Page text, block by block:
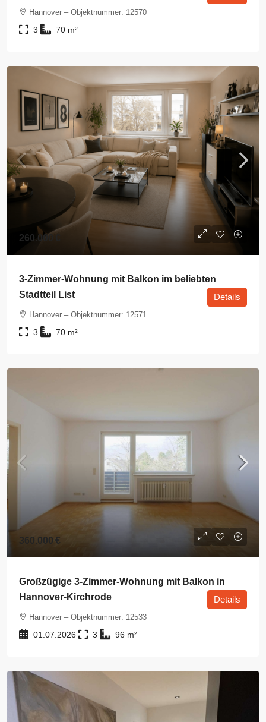
Hannover – Objektnummer: 12570
3 70 m²
260.000 €
3-Zimmer-Wohnung mit Balkon im beliebten
Stadtteil List
Hannover – Objektnummer: 12571
3 70 m²
Details
360.000 €
Großzügige 3-Zimmer-Wohnung mit Balkon in
Hannover-Kirchrode
Hannover – Objektnummer: 12533
01.07.2026 3 96 m²
Details